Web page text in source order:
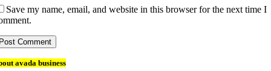
Save my name, email, and website in this browser for the next time I
avada business